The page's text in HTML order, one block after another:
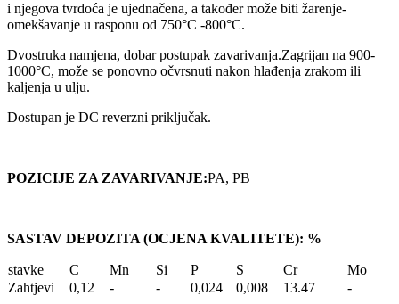
i njegova tvrdoća je ujednačena, a također može biti žarenje-
omekšavanje u rasponu od 750°C -800°C.
Dvostruka namjena, dobar postupak zavarivanja.Zagrijan na 900-
1000°C, može se ponovno očvrsnuti nakon hlađenja zrakom ili
kaljenja u ulju.
Dostupan je DC reverzni priključak.
POZICIJE ZA ZAVARIVANJE:PA, PB
SASTAV DEPOZITA (OCJENA KVALITETE): %
stavke C Mn Si P S Cr
Mo
Zahtjevi
0,12 - - 0,024 0,008 13.47 -